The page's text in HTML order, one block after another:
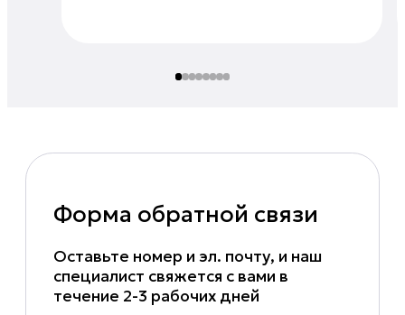
Форма обратной связи
Оставьте номер и эл. почту, и наш
специалист свяжется с вами в
течение 2-3 рабочих дней